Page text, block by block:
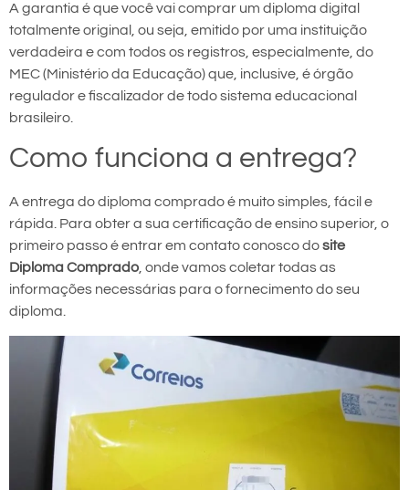
A garantia é que você vai comprar um diploma digital
totalmente original, ou seja, emitido por uma instituição
verdadeira e com todos os registros, especialmente, do
MEC (Ministério da Educação) que, inclusive, é órgão
regulador e fiscalizador de todo sistema educacional
brasileiro.
Como funciona a entrega?
A entrega do diploma comprado é muito simples, fácil e
rápida. Para obter a sua certificação de ensino superior, o
primeiro passo é entrar em contato conosco dosite
Diploma Comprado, onde vamos coletar todas as
informações necessárias para o fornecimento do seu
diploma.